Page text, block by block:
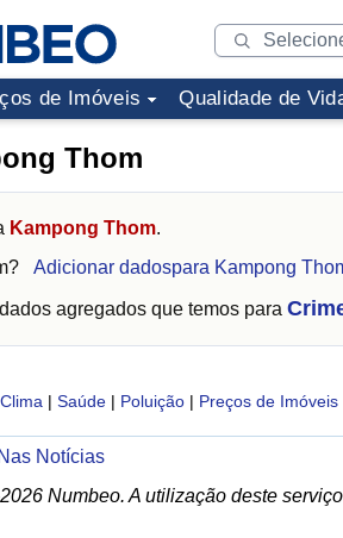
de Imóveis Qualidade de
Thom
Kampong Thom.
? Adicionar dadospara Kampong
agregados que temos para
Clima | Saúde | Poluição | Preços de Imóveis
Nas Notícias
Numbeo. A utilização deste